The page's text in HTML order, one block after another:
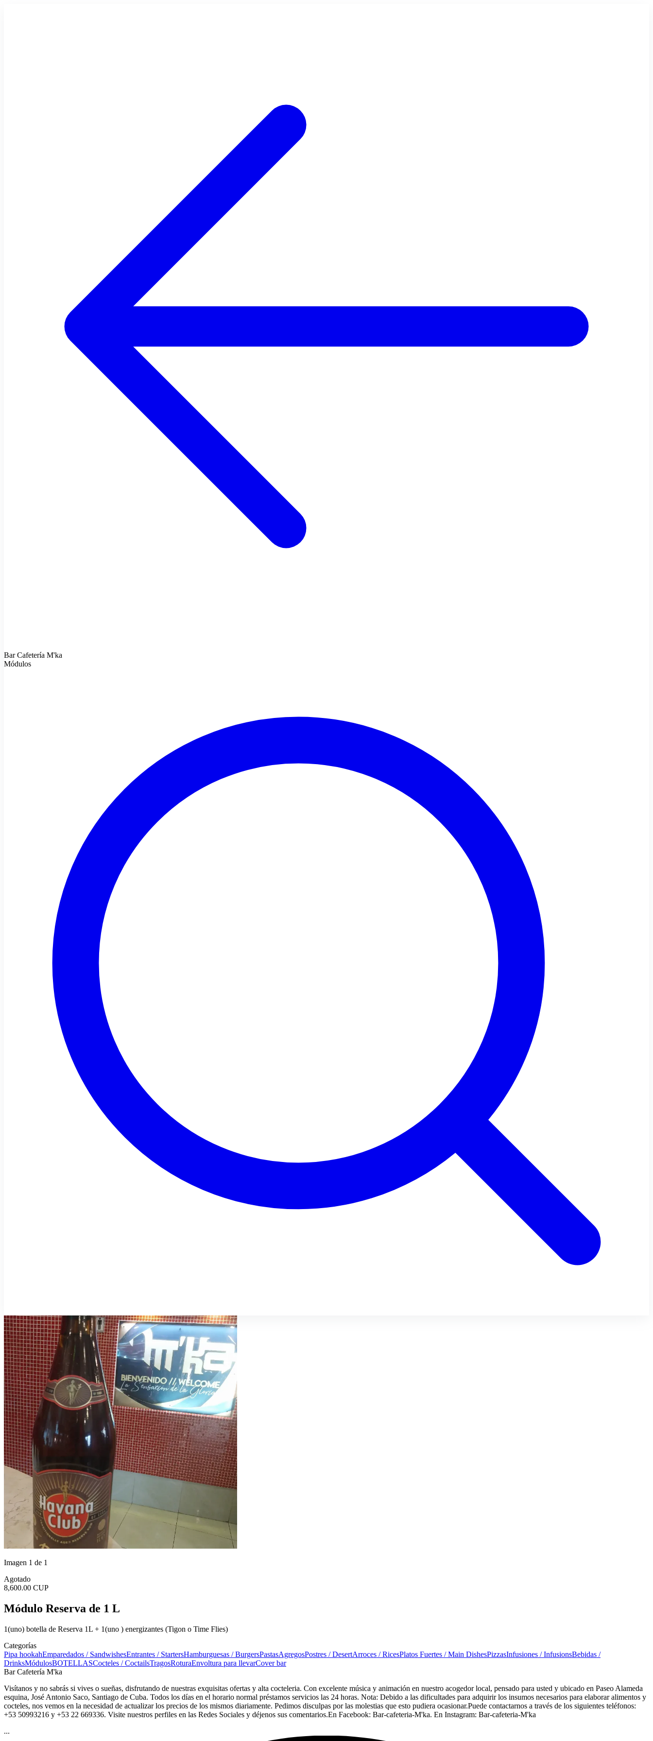
Bar Cafetería M'ka
Módulos
Imagen 1 de 1
Agotado
8,600.00 CUP
Módulo Reserva de 1 L
1(uno) botella de Reserva 1L + 1(uno ) energizantes (Tigon o Time Flies)
Categorías
Pipa hookahEmparedados / SandwishesEntrantes / StartersHamburguesas / BurgersPastasAgregosPostres / DesertArroces / RicesPlatos Fuertes / Main DishesPizzasInfusiones / InfusionsBebidas /
DrinksMódulosBOTELLASCocteles / CoctailsTragosRoturaEnvoltura para llevarCover bar
Bar Cafetería M'ka
Visítanos y no sabrás si vives o sueñas, disfrutando de nuestras exquisitas ofertas y alta cocteleria. Con excelente música y animación en nuestro acogedor local, pensado para usted y ubicado en Paseo Alameda
esquina, José Antonio Saco, Santiago de Cuba. Todos los días en el horario normal préstamos servicios las 24 horas. Nota: Debido a las dificultades para adquirir los insumos necesarios para elaborar alimentos y
cocteles, nos vemos en la necesidad de actualizar los precios de los mismos diariamente. Pedimos disculpas por las molestias que esto pudiera ocasionar.Puede contactarnos a través de los siguientes teléfonos:
+53 50993216 y +53 22 669336. Visite nuestros perfiles en las Redes Sociales y déjenos sus comentarios.En Facebook: Bar-cafeteria-M'ka. En Instagram: Bar-cafeteria-M'ka
...